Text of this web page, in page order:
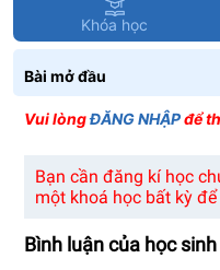
Khóa học
Bài mở đầu
Vui lòngĐĂNG NHẬPđể
Bạn cần đăng kí học
một khoá học bất kỳ
Bình luận của học sinh